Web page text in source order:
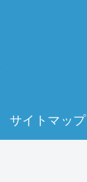
サイトマップ